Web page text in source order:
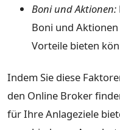
Boni und Aktionen:
Boni und
Vorteile bieten
Indem Sie diese
den Online Broker
für Ihre Anlageziele